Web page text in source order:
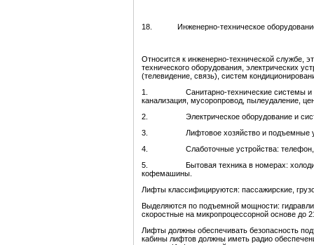
18. Инженерно-техническое оборудование
Относится к инженерно-технической службе,
технического оборудования, электрических
(телевидение, связь), систем
1. Санитарно-технические системы и
канализация, мусоропровод, пылеудаление,
2. Электрическое оборудование и
3. Лифтовое хозяйство и подъемные
4. Слаботочные устройства: телефон,
5. Бытовая техника в номерах:
кофемашины.
Лифты классифицируются: пассажирские,
Выделяются по подъемной мощности:
скоростные на микропроцессорной основе до
Лифты должны обеспечивать безопасность
кабины лифтов должны иметь радио